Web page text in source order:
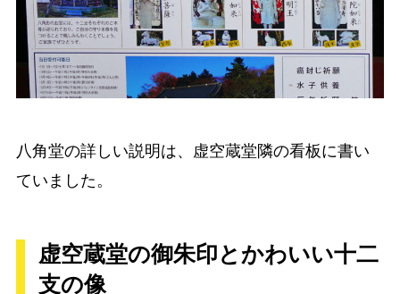
八角堂の詳しい説明は、虚空蔵堂隣の看板に書い
ていました。
虚空蔵堂の御朱印とかわいい十二
支の像